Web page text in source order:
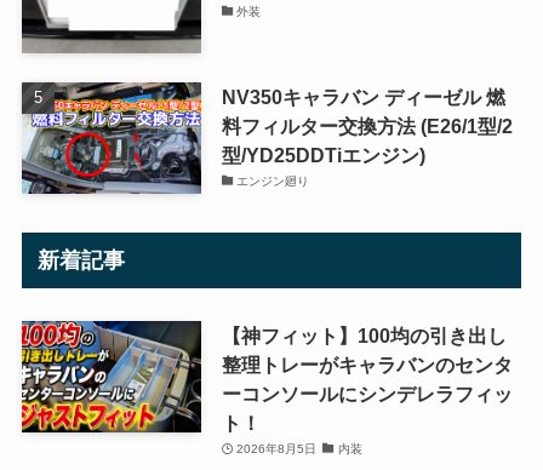
外装
NV350キャラバン ディーゼル 燃
料フィルター交換方法 (E26/1型/2
型/YD25DDTiエンジン)
エンジン廻り
新着記事
【神フィット】100均の引き出し
整理トレーがキャラバンのセンタ
ーコンソールにシンデレラフィッ
ト！
2026年8月5日 内装